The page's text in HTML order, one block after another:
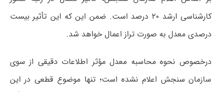
کارشناسی ارشد ۲۰ درصد است. ضمن این که این تأثیر بیست
درصدی معدل به صورت تراز اعمال خواهد شد.
درخصوص نحوه محاسبه معدل مؤثر اطلاعات دقیقی از سوی
سازمان سنجش اعلام نشده است؛ تنها موضوع قطعی در این